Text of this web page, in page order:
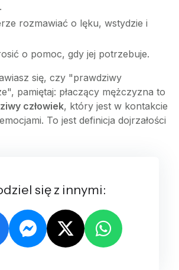
rozmawiać o lęku, wstydzie i
o pomoc, gdy jej potrzebuje.
się, czy "prawdziwy
pamiętaj: płaczący mężczyzna to
człowiek, który jest w kontakcie
To jest definicja dojrzałości
się z innymi: